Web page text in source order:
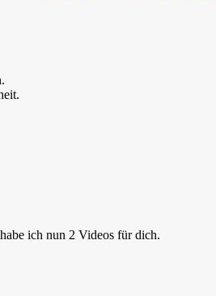
ich nun 2 Videos für dich.